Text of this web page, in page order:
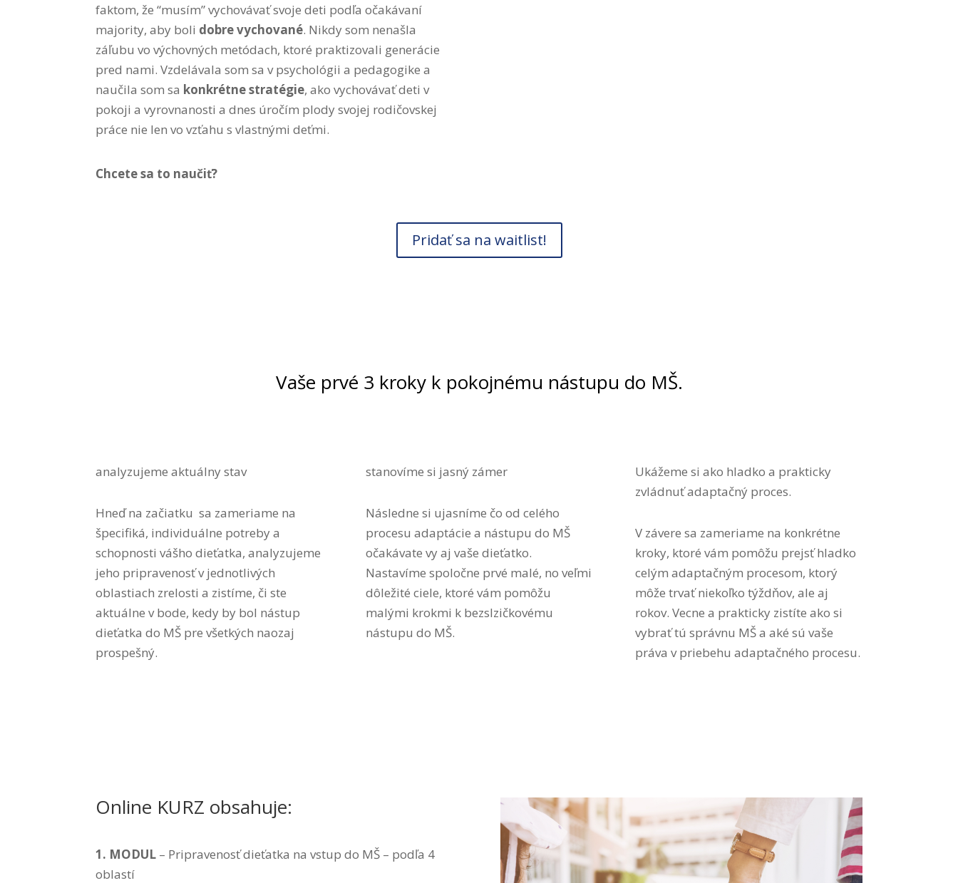
faktom, že “musím” vychovávať svoje deti podľa očakávaní
majority, aby boli dobre vychované. Nikdy som nenašla
záľubu vo výchovných metódach, ktoré praktizovali generácie
pred nami. Vzdelávala som sa v psychológii a pedagogike a
naučila som sa konkrétne stratégie, ako vychovávať deti v
pokoji a vyrovnanosti a dnes úročím plody svojej rodičovskej
práce nie len vo vzťahu s vlastnými deťmi.
Chcete sa to naučiť?
Pridať sa na waitlist!
Vaše prvé 3 kroky k pokojnému nástupu do MŠ.
analyzujeme aktuálny stav
Hneď na začiatku sa zameriame na
špecifiká, individuálne potreby a
schopnosti vášho dieťatka, analyzujeme
jeho pripravenosť v jednotlivých
oblastiach zrelosti a zistíme, či ste
aktuálne v bode, kedy by bol nástup
dieťatka do MŠ pre všetkých naozaj
prospešný.
stanovíme si jasný zámer
Následne si ujasníme čo od celého
procesu adaptácie a nástupu do MŠ
očakávate vy aj vaše dieťatko.
Nastavíme spoločne prvé malé, no veľmi
dôležité ciele, ktoré vám pomôžu
malými krokmi k bezslzičkovému
nástupu do MŠ.
Ukážeme si ako hladko a prakticky
zvládnuť adaptačný proces.
V závere sa zameriame na konkrétne
kroky, ktoré vám pomôžu prejsť hladko
celým adaptačným procesom, ktorý
môže trvať niekoľko týždňov, ale aj
rokov. Vecne a prakticky zistíte ako si
vybrať tú správnu MŠ a aké sú vaše
práva v priebehu adaptačného procesu.
Online KURZ obsahuje:
1. MODUL – Pripravenosť dieťatka na vstup do MŠ – podľa 4
oblastí